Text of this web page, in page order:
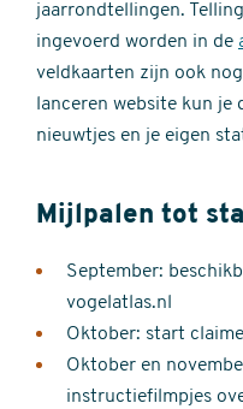
jaarrondtellingen.
ingevoerd worden in de
veldkaarten zijn ook
lanceren website kun je
nieuwtjes en je eigen
Mijlpalen tot
September:
vogelatlas.nl
Oktober: start
Oktober en
instructiefilmpjes